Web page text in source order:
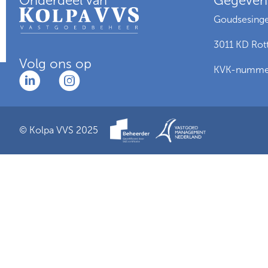
Volg ons op
3011 KD
KVK-
© Kolpa VVS 2025 Voorwaarden
Privacy Cookies